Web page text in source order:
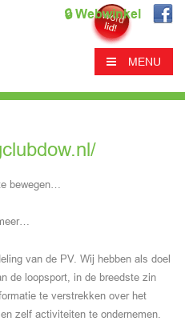
🔒 Webwinkel
MENU
bewegen…
van de PV. Wij hebben als doel
de loopsport, in de breedste zin
te verstrekken over het
zelf activiteiten te ondernemen.